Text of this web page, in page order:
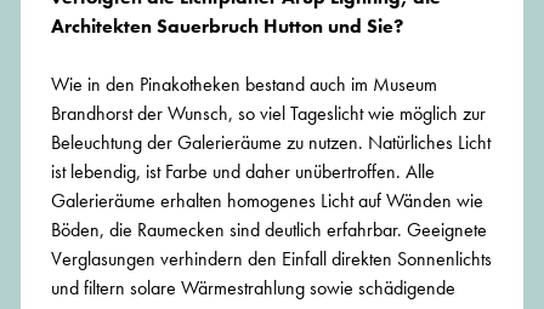
Architekten Sauerbruch Hutton und Sie?
Wie in den Pinakotheken bestand auch im Museum
Brandhorst der Wunsch, so viel Tageslicht wie möglich zur
Beleuchtung der Galerieräume zu nutzen. Natürliches Licht
ist lebendig, ist Farbe und daher unübertroffen. Alle
Galerieräume erhalten homogenes Licht auf Wänden wie
Böden, die Raumecken sind deutlich erfahrbar. Geeignete
Verglasungen verhindern den Einfall direkten Sonnenlichts
und filtern solare Wärmestrahlung sowie schädigende